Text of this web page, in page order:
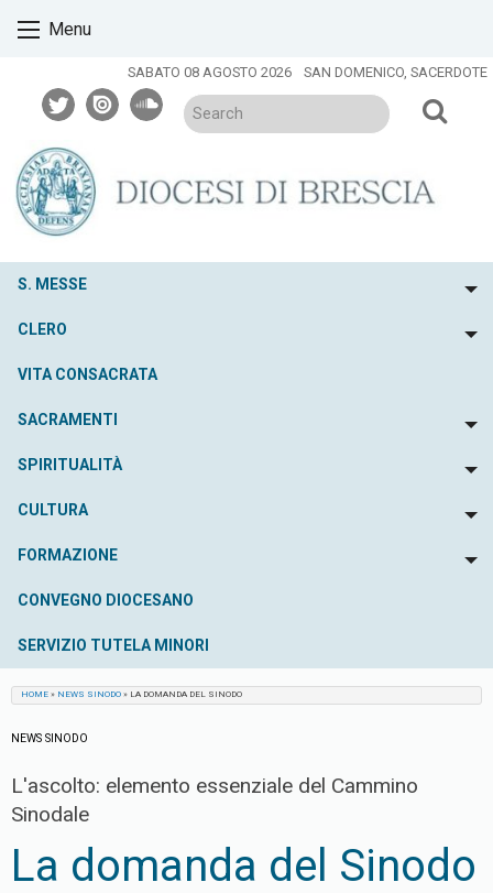
Menu
SABATO 08 AGOSTO 2026 SAN DOMENICO, SACERDOTE
twitterissuusoundcloud
S. MESSE
CLERO
VITA CONSACRATA
SACRAMENTI
SPIRITUALITÀ
CULTURA
FORMAZIONE
CONVEGNO DIOCESANO
SERVIZIO TUTELA MINORI
HOME » NEWS SINODO » LA DOMANDA DEL SINODO
NEWS SINODO
L'ascolto: elemento essenziale del Cammino
Sinodale
La domanda del Sinodo